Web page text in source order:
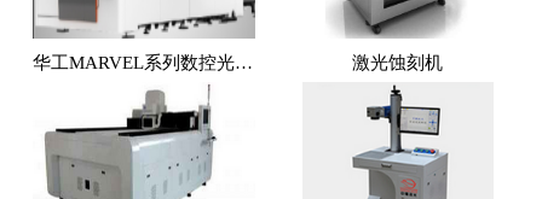
华工MARVEL系列数控光纤激光切割机 激光蚀刻机